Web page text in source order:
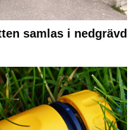
samlas i nedgrävd